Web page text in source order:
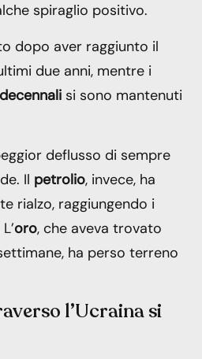
spiraglio positivo.
dopo aver raggiunto il
due anni, mentre i
si sono mantenuti
deflusso di sempre
Il petrolio, invece, ha
rialzo, raggiungendo i
oro, che aveva trovato
ha perso terreno
l’Ucraina si